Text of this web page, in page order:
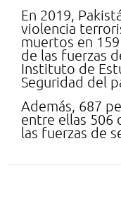
En 2019,
violencia
muertos en
de las fuerzas
Instituto de
Seguridad del
Además, 687
entre ellas 506
las fuerzas de